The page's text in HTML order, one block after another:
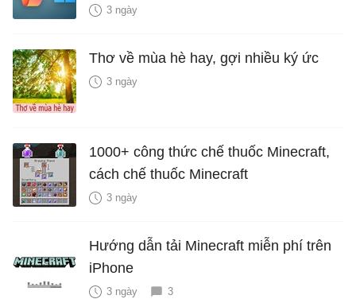
năng mới Hữu Ích
3 ngày
Thơ về mùa hè hay, gợi nhiều ký ức
3 ngày
1000+ công thức chế thuốc Minecraft,
cách chế thuốc Minecraft
3 ngày
Hướng dẫn tải Minecraft miễn phí trên
iPhone
3 ngày 3